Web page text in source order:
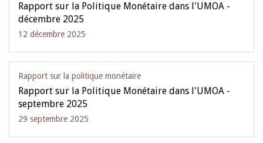
Rapport sur la Politique Monétaire dans l'UMOA -
décembre 2025
12 décembre 2025
Rapport sur la politique monétaire
Rapport sur la Politique Monétaire dans l'UMOA -
septembre 2025
29 septembre 2025